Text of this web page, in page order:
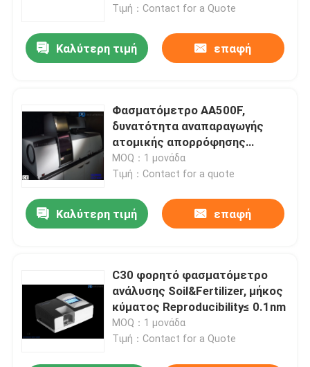
Προϊόντα
Τιμή：Contact for a Quote
Καλύτερη τιμή επαφή
Φασματόμετρο AA500F,
δυνατότητα αναπαραγωγής
ατομικής απορρόφησης
φλογών τροφίμων μήκους
κύματος < 0.05nm
MOQ：1 μονάδα
Τιμή：Contact for a quote
Καλύτερη τιμή επαφή
C30 φορητό φασματόμετρο
ανάλυσης Soil&Fertilizer, μήκος
κύματος Reproducibility≤ 0.1nm
MOQ：1 μονάδα
Τιμή：Contact for a Quote